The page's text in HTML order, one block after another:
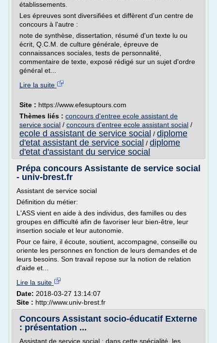
établissements.
Les épreuves sont diversifiées et diffèrent d'un centre de
concours à l'autre :
note de synthèse, dissertation, résumé d'un texte lu ou
écrit, Q.C.M. de culture générale, épreuve de
connaissances sociales, tests de personnalité,
commentaire de texte, exposé rédigé sur un sujet d'ordre
général et...
Lire la suite
Site : https://www.efesuptours.com
Thèmes liés : concours d'entree ecole assistant de
service social / concours d'entree ecole assistant social /
ecole d assistant de service social / diplome
d'etat assistant de service social / diplome
d'etat d'assistant du service social
Prépa concours Assistante de service social
- univ-brest.fr
Assistant de service social
Définition du métier:
L'ASS vient en aide à des individus, des familles ou des
groupes en difficulté afin de favoriser leur bien-être, leur
insertion sociale et leur autonomie.
Pour ce faire, il écoute, soutient, accompagne, conseille ou
oriente les personnes en fonction de leurs demandes et de
leurs besoins. Son travail repose sur la notion de relation
d'aide et...
Lire la suite
Date: 2018-03-27 13:14:07
Site : http://www.univ-brest.fr
Concours Assistant socio-éducatif Externe
: présentation ...
Assistant de service social : dans cette spécialité, les